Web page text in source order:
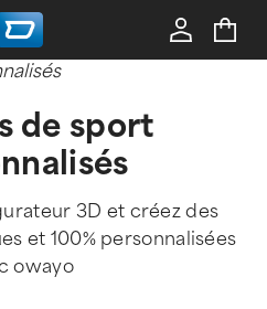
de sport
3D et créez des
et 100% personnalisées
owayo